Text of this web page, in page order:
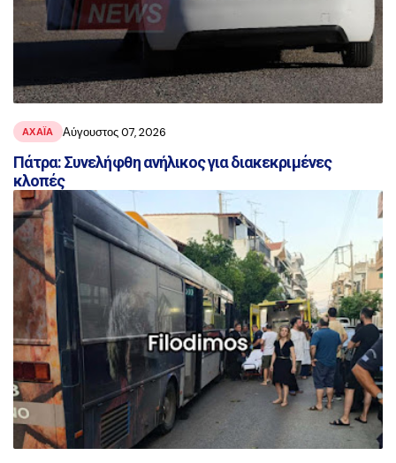
ΑΧΑΪ́Α Αύγουστος 07, 2026
Πάτρα: Συνελήφθη ανήλικος για διακεκριμένες
κλοπές